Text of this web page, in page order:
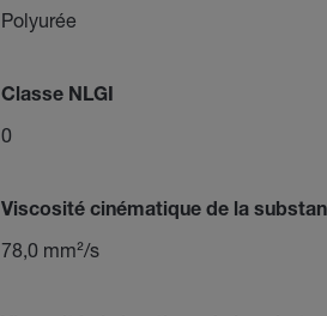
Polyurée
Classe NLGI
0
Viscosité cinématique de la
78,0 mm²/s